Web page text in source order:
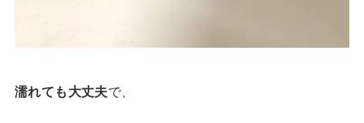
濡れても大丈夫で、